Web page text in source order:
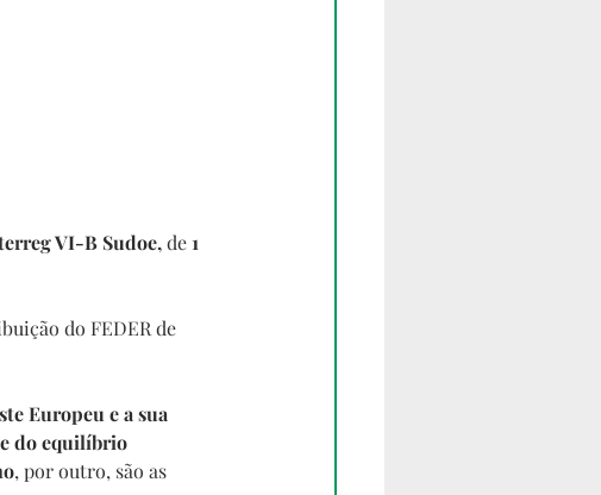
VI-B Sudoe, de 1
do FEDER de
Europeu e a sua
do equilíbrio
, por outro, são as